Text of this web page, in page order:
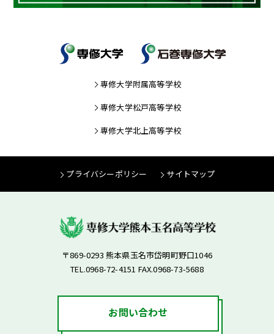
専修大学附属高等学校
専修大学松戸高等学校
専修大学北上高等学校
プライバシーポリシー サイトマップ
〒869-0293 熊本県玉名市岱明町野口1046
TEL.0968-72-4151 FAX.0968-73-5688
お問い合わせ